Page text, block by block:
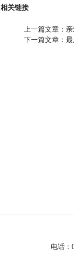
相关链接
上一篇文章： 亲
下一篇文章：
电话：